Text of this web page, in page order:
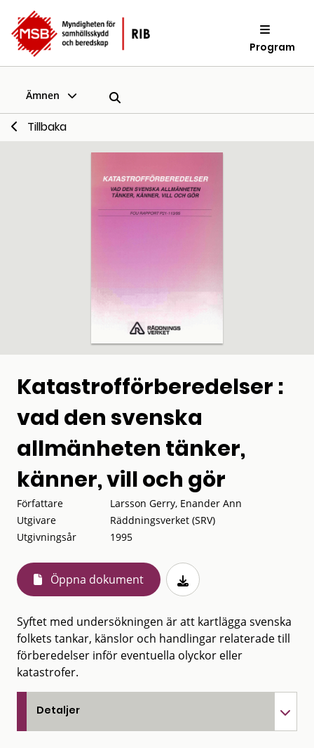
Program
Ämnen
Tillbaka
Katastrofförberedelser :
vad den svenska
allmänheten tänker,
känner, vill och gör
Författare
Larsson Gerry, Enander Ann
Utgivare
Räddningsverket (SRV)
Utgivningsår
1995
Öppna dokument
Syftet med undersökningen är att kartlägga svenska
folkets tankar, känslor och handlingar relaterade till
förberedelser inför eventuella olyckor eller
katastrofer.
Detaljer